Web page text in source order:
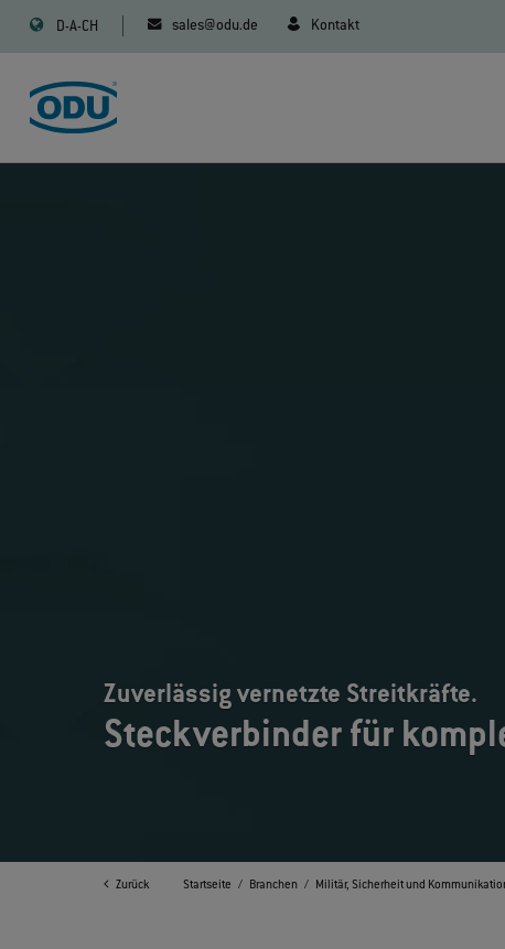
D-A-CH sales@odu.de Kontakt
Steckverbinder für
Zuverlässig vernetzte Streitkräfte.
Zurück Startseite Branchen Militär, Sicherheit und